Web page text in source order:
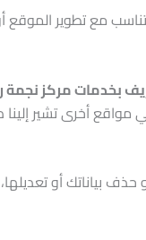
مع تطوير
بخدمات مركز نجمة
أخرى تشير إلينا
أو تعديلها،